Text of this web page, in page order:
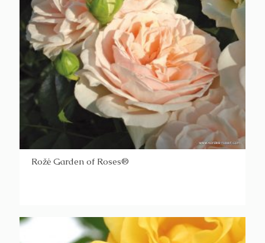
Rožė Garden of Roses®